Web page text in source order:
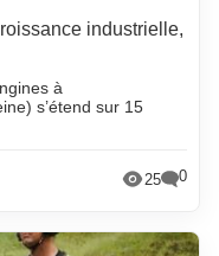
industrielle,
à
s’étend sur 15
25 0